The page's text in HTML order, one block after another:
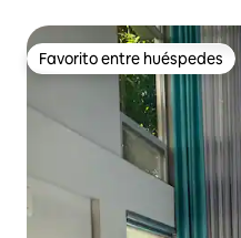
Favorito entre huéspedes
Favorito entre huéspedes